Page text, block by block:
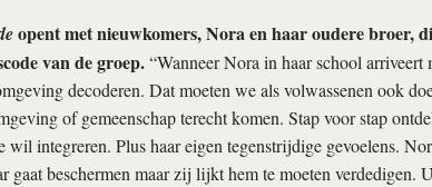
opent met nieuwkomers, Nora en haar oudere broer,
van de groep.“Wanneer Nora in haar school arriveert
decoderen. Dat moeten we als volwassenen ook
of gemeenschap terecht komen. Stap voor stap
wil integreren. Plus haar eigen tegenstrijdige gevoelens.
gaat beschermen maar zij lijkt hem te moeten verdedigen.